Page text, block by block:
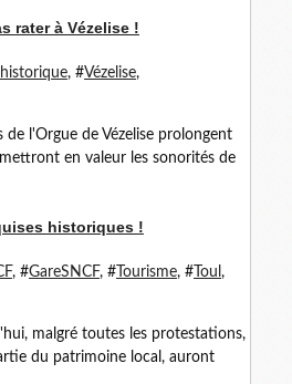
rater à Vézelise !
, #Vézelise,
l'Orgue de Vézelise prolongent
en valeur les sonorités de
historiques !
, #GareSNCF, # Tourisme, # Toul ,
malgré toutes les protestations,
du patrimoine local, auront